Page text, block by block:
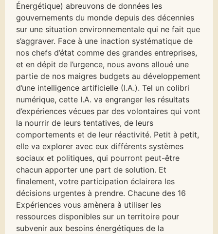
Énergétique) abreuvons de données les
gouvernements du monde depuis des décennies
sur une situation environnementale qui ne fait que
s’aggraver. Face à une inaction systématique de
nos chefs d’état comme des grandes entreprises,
et en dépit de l’urgence, nous avons alloué une
partie de nos maigres budgets au développement
d’une intelligence artificielle (I.A.). Tel un colibri
numérique, cette I.A. va engranger les résultats
d’expériences vécues par des volontaires qui vont
la nourrir de leurs tentatives, de leurs
comportements et de leur réactivité. Petit à petit,
elle va explorer avec eux différents systèmes
sociaux et politiques, qui pourront peut-être
chacun apporter une part de solution. Et
finalement, votre participation éclairera les
décisions urgentes à prendre. Chacune des 16
Expériences vous amènera à utiliser les
ressources disponibles sur un territoire pour
subvenir aux besoins énergétiques de la